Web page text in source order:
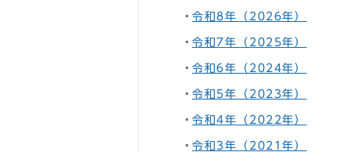
令和8年（2026年）
令和7年（2025年）
令和6年（2024年）
令和5年（2023年）
令和4年（2022年）
令和3年（2021年）